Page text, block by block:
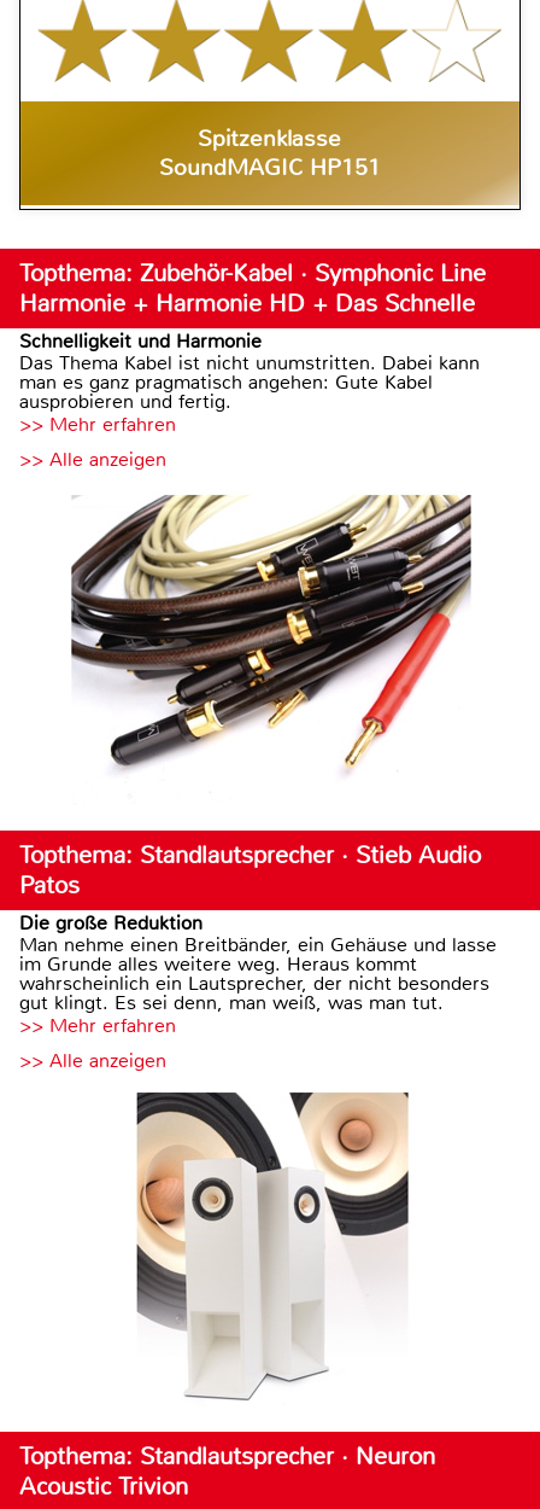
Spitzenklasse
SoundMAGIC HP151
Topthema: Zubehör-Kabel · Symphonic Line
Harmonie + Harmonie HD + Das Schnelle
Schnelligkeit und Harmonie
Das Thema Kabel ist nicht unumstritten. Dabei kann
man es ganz pragmatisch angehen: Gute Kabel
ausprobieren und fertig.
>> Mehr erfahren
>> Alle anzeigen
Topthema: Standlautsprecher · Stieb Audio
Patos
Die große Reduktion
Man nehme einen Breitbänder, ein Gehäuse und lasse
im Grunde alles weitere weg. Heraus kommt
wahrscheinlich ein Lautsprecher, der nicht besonders
gut klingt. Es sei denn, man weiß, was man tut.
>> Mehr erfahren
>> Alle anzeigen
Topthema: Standlautsprecher · Neuron
Acoustic Trivion